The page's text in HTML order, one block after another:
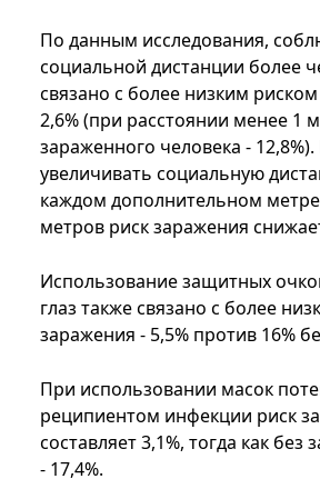
По данным исследования,
социальной дистанции более
связано с более низким
2,6% (при расстоянии менее 1
зараженного человека - 12,8%).
увеличивать социальную
каждом дополнительном
метров риск заражения
Использование защитных
глаз также связано с более
заражения - 5,5% против 16%
При использовании масок
реципиентом инфекции риск
составляет 3,1%, тогда как без
- 17,4%.